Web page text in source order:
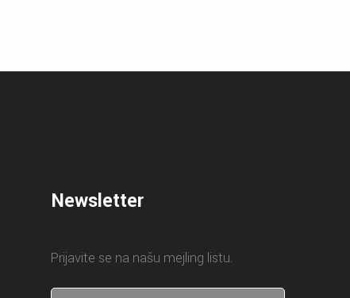
Newsletter
Prijavite se na našu mejling listu.